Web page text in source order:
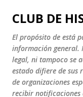
Ir
CLUB DE
El propósito de está
información general.
legal, ni tampoco se
estado difiere de sus
de organizaciones
recibir notificaciones